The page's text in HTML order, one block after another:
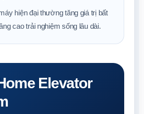
hiện đại thường tăng giá trị bất
cao trải nghiệm sống lâu dài.
Elevator